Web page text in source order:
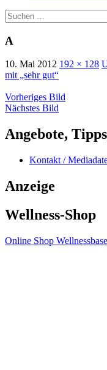
Suchen
nach:
A
10. Mai 2012 192 × 128
mit „sehr gut“
Vorheriges Bild
Nächstes Bild
Angebote,
Kontakt /
Anzeige
Wellness-Shop
Online Shop Wellnessbase